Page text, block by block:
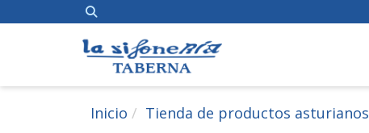
Inicio Tienda de productos asturianos